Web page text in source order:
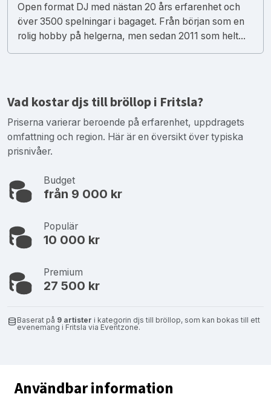
Open format DJ med nästan 20 års erfarenhet och
över 3500 spelningar i bagaget. Från början som en
rolig hobby på helgerna, men sedan 2011 som helt...
Vad kostar djs till bröllop i Fritsla?
Priserna varierar beroende på erfarenhet, uppdragets
omfattning och region. Här är en översikt över typiska
prisnivåer.
Budget
från 9 000 kr
Populär
10 000 kr
Premium
27 500 kr
Baserat på 9 artister i kategorin djs till bröllop, som kan bokas till ett
evenemang i Fritsla via Eventzone.
Användbar information